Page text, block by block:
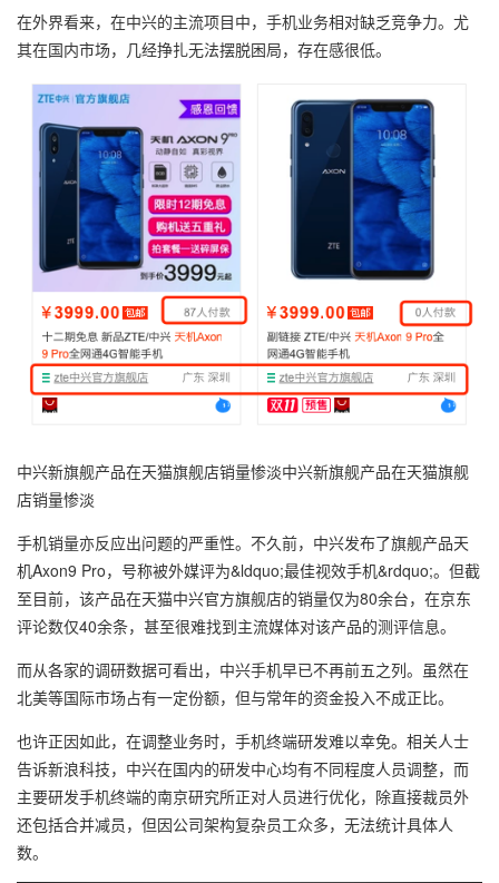
在外界看来，在中兴的主流项目中，手机业务相对缺乏竞争力。尤
其在国内市场，几经挣扎无法摆脱困局，存在感很低。
中兴新旗舰产品在天猫旗舰店销量惨淡中兴新旗舰产品在天猫旗舰
店销量惨淡
手机销量亦反应出问题的严重性。不久前，中兴发布了旗舰产品天
机Axon9 Pro，号称被外媒评为&ldquo;最佳视效手机&rdquo;。但截
至目前，该产品在天猫中兴官方旗舰店的销量仅为80余台，在京东
评论数仅40余条，甚至很难找到主流媒体对该产品的测评信息。
而从各家的调研数据可看出，中兴手机早已不再前五之列。虽然在
北美等国际市场占有一定份额，但与常年的资金投入不成正比。
也许正因如此，在调整业务时，手机终端研发难以幸免。相关人士
告诉新浪科技，中兴在国内的研发中心均有不同程度人员调整，而
主要研发手机终端的南京研究所正对人员进行优化，除直接裁员外
还包括合并减员，但因公司架构复杂员工众多，无法统计具体人
数。